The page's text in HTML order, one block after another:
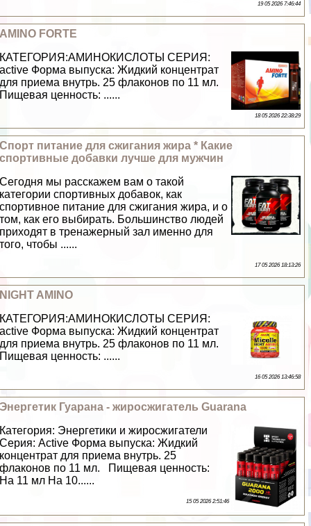
19 05 2026 7:46:44
AMINO FORTE
КАТЕГОРИЯ:АМИНОКИСЛОТЫ СЕРИЯ:
active Форма выпуска: Жидкий концентрат
для приема внутрь. 25 флаконов по 11 мл.
Пищевая ценность: ......
18 05 2026 22:38:29
Спорт питание для сжигания жира * Какие
спортивные добавки лучше для мужчин
Сегодня мы расскажем вам о такой
категории спортивных добавок, как
спортивное питание для сжигания жира, и о
том, как его выбирать. Большинство людей
приходят в тренажерный зал именно для
того, чтобы ......
17 05 2026 18:13:26
NIGHT AMINO
КАТЕГОРИЯ:АМИНОКИСЛОТЫ СЕРИЯ:
active Форма выпуска: Жидкий концентрат
для приема внутрь. 25 флаконов по 11 мл.
Пищевая ценность: ......
16 05 2026 13:46:58
Энергетик Гуарана - жиросжигатель Guarana
Категория: Энергетики и жиросжигатели
Серия: Active Форма выпуска: Жидкий
концентрат для приема внутрь. 25
флаконов по 11 мл. Пищевая ценность:
На 11 мл На 10......
15 05 2026 2:51:46